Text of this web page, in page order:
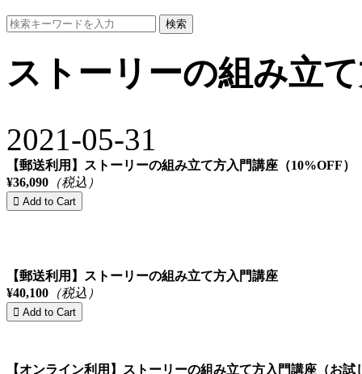
検索
ストーリーの組み立
2021-05-31
【郵送利用】ストーリーの組み立て方入門講座（10%OFF）
¥36,090 （税込）
【郵送利用】ストーリーの組み立て方入門講座
¥40,100 （税込）
【オンライン利用】ストーリーの組み立て方入門講座（お試